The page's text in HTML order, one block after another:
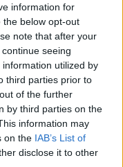
information for
the below opt-out
note that after your
seeing
utilized by
third parties prior to
of the further
by third parties on the
information may
on the IAB’s List of
disclose it to other